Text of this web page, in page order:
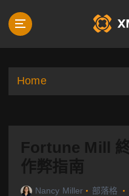
p
Home
Fortune Mill
作弊指南
Nancy Miller 部落格